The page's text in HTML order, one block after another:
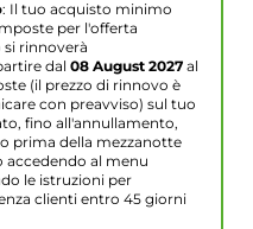
: Il tuo acquisto minimo
per l'offerta
rinnoverà
dal 08 August 2027 al
(il prezzo di rinnovo è
con preavviso) sul tuo
fino all'annullamento,
prima della mezzanotte
al menu
le istruzioni per
clienti entro 45 giorni